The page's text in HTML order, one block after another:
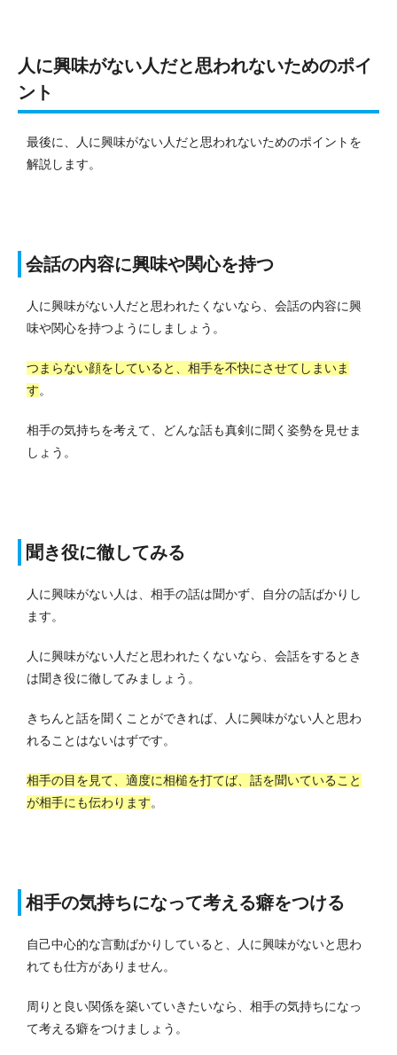
人に興味がない人だと思われないためのポイ
ント
最後に、人に興味がない人だと思われないためのポイントを
解説します。
会話の内容に興味や関心を持つ
人に興味がない人だと思われたくないなら、会話の内容に興
味や関心を持つようにしましょう。
つまらない顔をしていると、相手を不快にさせてしまいま
す。
相手の気持ちを考えて、どんな話も真剣に聞く姿勢を見せま
しょう。
聞き役に徹してみる
人に興味がない人は、相手の話は聞かず、自分の話ばかりし
ます。
人に興味がない人だと思われたくないなら、会話をするとき
は聞き役に徹してみましょう。
きちんと話を聞くことができれば、人に興味がない人と思わ
れることはないはずです。
相手の目を見て、適度に相槌を打てば、話を聞いていること
が相手にも伝わります。
相手の気持ちになって考える癖をつける
自己中心的な言動ばかりしていると、人に興味がないと思わ
れても仕方がありません。
周りと良い関係を築いていきたいなら、相手の気持ちになっ
て考える癖をつけましょう。